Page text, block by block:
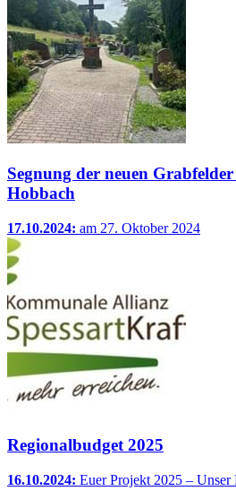
Segnung der neuen
Hobbach
17.10.2024: am 27. Oktober 2024
Regionalbudget 2025
16.10.2024: Euer Projekt 2025 – Unser